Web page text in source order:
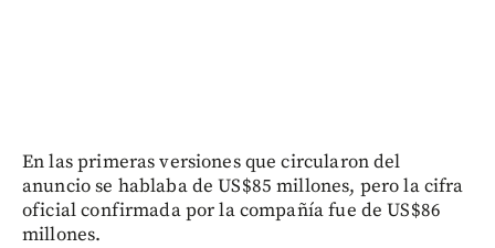
En las primeras versiones que circularon del
anuncio se hablaba de US$85 millones, pero la cifra
oficial confirmada por la compañía fue de US$86
millones.